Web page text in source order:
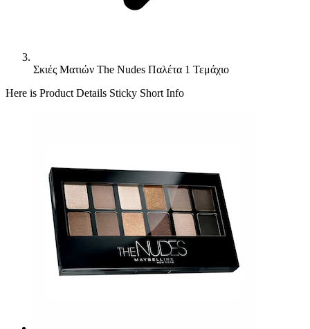
Σκιές Ματιών The Nudes Παλέτα 1 Τεμάχιο
Here is Product Details Sticky Short Info